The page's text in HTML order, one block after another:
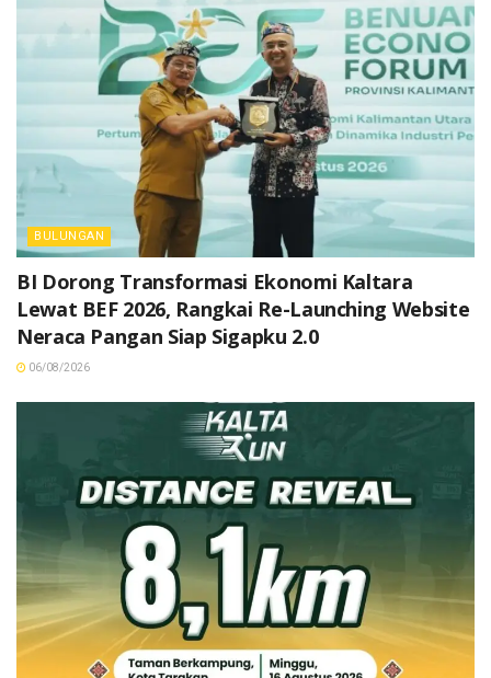
BULUNGAN
BI Dorong Transformasi Ekonomi Kaltara
Lewat BEF 2026, Rangkai Re-Launching Website
Neraca Pangan Siap Sigapku 2.0
06/08/2026